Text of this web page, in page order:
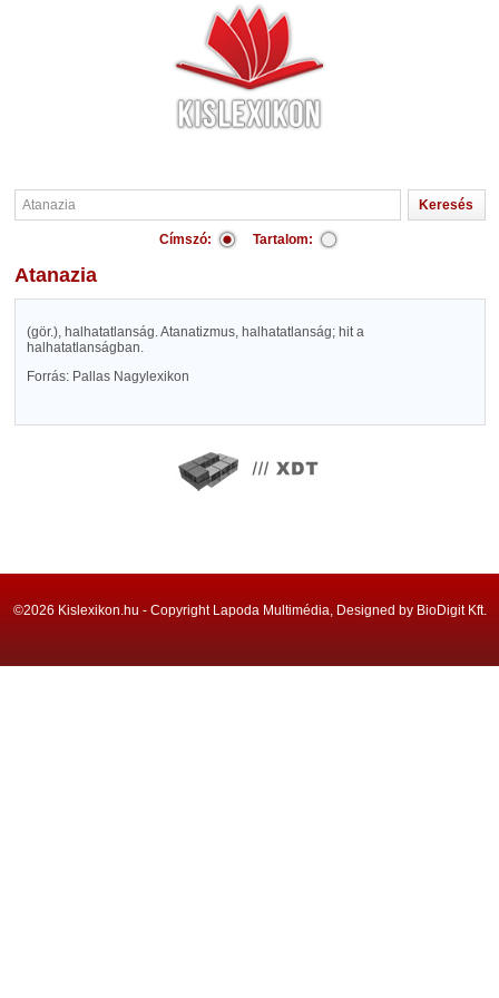
Címszó: Tartalom:
Atanazia
(gör.), halhatatlanság. Atanatizmus, halhatatlanság; hit a
halhatatlanságban.
Forrás: Pallas Nagylexikon
©2026 Kislexikon.hu - Copyright Lapoda Multimédia, Designed by BioDigit Kft.